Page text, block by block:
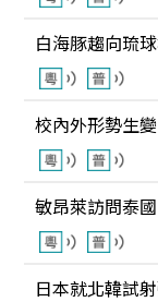
白海豚趨向琉
校內外形勢生
敏昂萊訪問泰
日本就北韓試